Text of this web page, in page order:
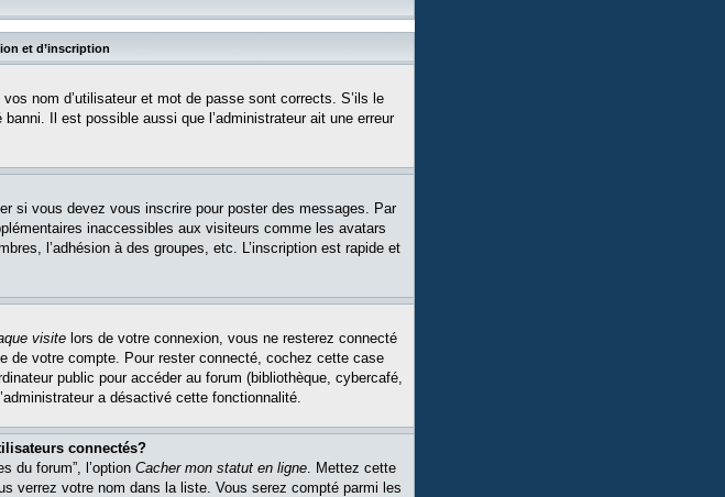
et d’inscription
nom d’utilisateur et mot de passe sont corrects. S’ils le
Il est possible aussi que l’administrateur ait une erreur
si vous devez vous inscrire pour poster des messages. Par
inaccessibles aux visiteurs comme les avatars
l’adhésion à des groupes, etc. L’inscription est rapide et
visite lors de votre connexion, vous ne resterez connecté
de votre compte. Pour rester connecté, cochez cette case
public pour accéder au forum (bibliothèque, cybercafé,
a désactivé cette fonctionnalité.
connectés?
du forum”, l’option Cacher mon statut en ligne. Mettez cette
verrez votre nom dans la liste. Vous serez compté parmi les